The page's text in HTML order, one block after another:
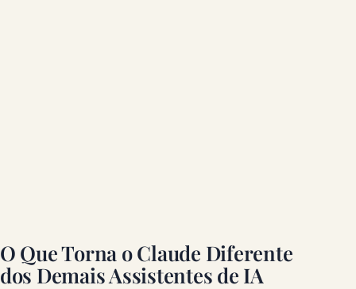
O Que Torna o Claude Diferente
dos Demais Assistentes de IA